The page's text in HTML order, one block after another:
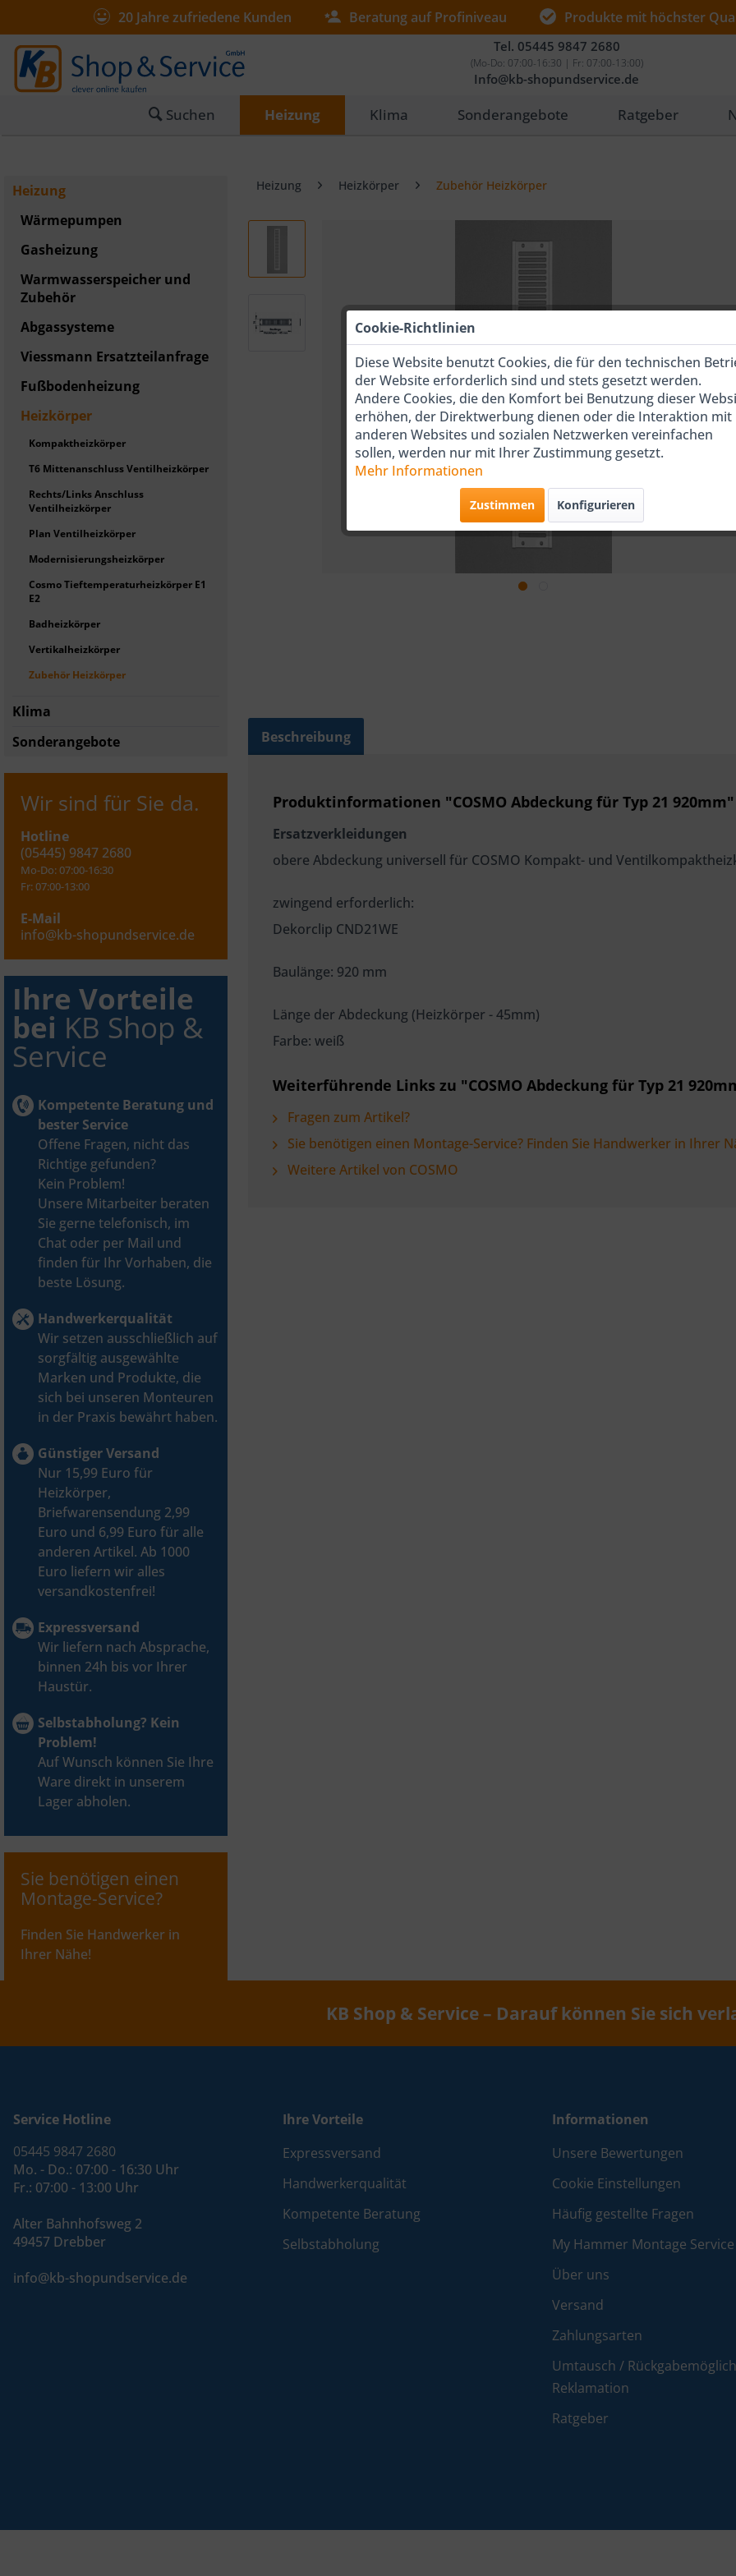
20 Jahre zufriedene Kunden Beratung auf Profiniveau Produkte mit höchster
Tel. 05445 9847 2680
(Mo-Do: 07:00-16:30 | Fr: 07:00-13:00)
Info@kb-shopundservice.de
Suchen Heizung Klima Sonderangebote Ratgeber
Heizung
Wärmepumpen
Gasheizung
Warmwasserspeicher und
Zubehör
Abgassysteme
Viessmann Ersatzteilanfrage
Fußbodenheizung
Heizkörper
Kompaktheizkörper
T6 Mittenanschluss Ventilheizkörper
Rechts/Links Anschluss
Ventilheizkörper
Plan Ventilheizkörper
Modernisierungsheizkörper
Cosmo Tieftemperaturheizkörper E1
E2
Badheizkörper
Vertikalheizkörper
Zubehör Heizkörper
Klima
Sonderangebote
Wir sind für Sie da.
Hotline
(05445) 9847 2680
Mo-Do: 07:00-16:30
Fr: 07:00-13:00
E-Mail
info@kb-shopundservice.de
Ihre Vorteile
bei KB Shop &
Service
Kompetente Beratung und
bester Service
Offene Fragen, nicht das
Richtige gefunden?
Kein Problem!
Unsere Mitarbeiter beraten
Sie gerne telefonisch, im
Chat oder per Mail und
finden für Ihr Vorhaben, die
beste Lösung.
Handwerkerqualität
Wir setzen ausschließlich auf
sorgfältig ausgewählte
Marken und Produkte, die
sich bei unseren Monteuren
in der Praxis bewährt haben.
Günstiger Versand
Nur 15,99 Euro für
Heizkörper,
Briefwarensendung 2,99
Euro und 6,99 Euro für alle
anderen Artikel. Ab 1000
Euro liefern wir alles
versandkostenfrei!
Expressversand
Wir liefern nach Absprache,
binnen 24h bis vor Ihrer
Haustür.
Selbstabholung? Kein
Problem!
Auf Wunsch können Sie Ihre
Ware direkt in unserem
Lager abholen.
Sie benötigen einen
Montage-Service?
Finden Sie Handwerker in
Ihrer Nähe!
Heizung Heizkörper Zubehör Heizkörper
Beschreibung
Produktinformationen "COSMO Abdeckung für Typ 21 920mm"
Ersatzverkleidungen
obere Abdeckung universell für COSMO Kompakt- und
zwingend erforderlich:
Dekorclip CND21WE
Baulänge: 920 mm
Länge der Abdeckung (Heizkörper - 45mm)
Farbe: weiß
Weiterführende Links zu "COSMO Abdeckung für Typ 21
Fragen zum Artikel?
Sie benötigen einen Montage-Service? Finden Sie Handwerker in Ihrer
Weitere Artikel von COSMO
KB Shop & Service – Darauf können Sie sich
Service Hotline
05445 9847 2680
Mo. - Do.: 07:00 - 16:30 Uhr
Fr.: 07:00 - 13:00 Uhr
Alter Bahnhofsweg 2
49457 Drebber
info@kb-shopundservice.de
Ihre Vorteile
Expressversand
Handwerkerqualität
Kompetente Beratung
Selbstabholung
Informationen
Unsere Bewertungen
Cookie Einstellungen
Häufig gestellte Fragen
My Hammer Montage Service
Über uns
Versand
Zahlungsarten
Umtausch /
Reklamation
Ratgeber
Cookie-Richtlinien
Diese Website benutzt Cookies, die für den technischen
der Website erforderlich sind und stets gesetzt werden.
Andere Cookies, die den Komfort bei Benutzung dieser
erhöhen, der Direktwerbung dienen oder die Interaktion mit
anderen Websites und sozialen Netzwerken vereinfachen
sollen, werden nur mit Ihrer Zustimmung gesetzt.
Mehr Informationen
Zustimmen Konfigurieren